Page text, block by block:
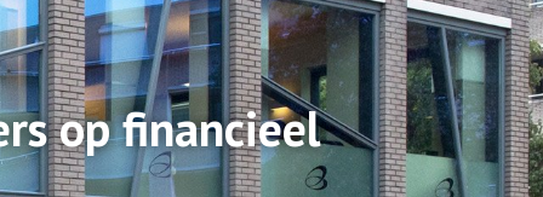
op financieel